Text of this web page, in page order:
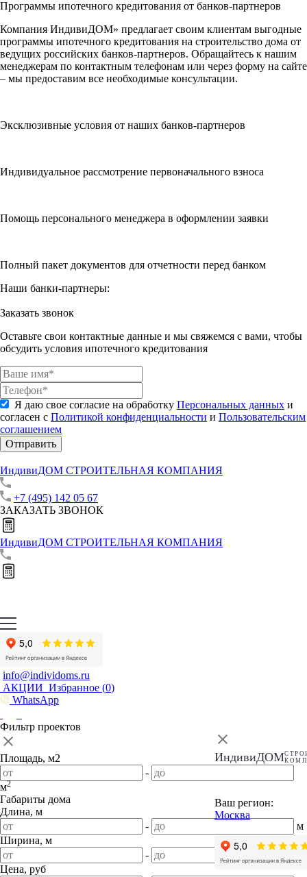
Программы ипотечного кредитования от банков-партнеров
Компания ИндивиДОМ» предлагает своим клиентам выгодные
программы ипотечного кредитования на строительство дома от
ведущих российских банков-партнеров. Обращайтесь к нашим
менеджерам по контактным телефонам или через форму на сайте
– мы предоставим все необходимые консультации.
Эксклюзивные условия от наших банков-партнеров
Индивидуальное рассмотрение первоначального взноса
Помощь персонального менеджера в оформлении заявки
Полный пакет документов для отчетности перед банком
Наши банки-партнеры:
Заказать звонок
Оставьте свои контактные данные и мы свяжемся с вами, чтобы
обсудить условия ипотечного кредитования
Я даю свое согласие на обработку Персональных данных и
согласен с Политикой конфиденциальности и Пользовательским
соглашением
Отправить
ИндивиДОМ СТРОИТЕЛЬНАЯ КОМПАНИЯ
+7 (495) 142 05 67
ЗАКАЗАТЬ ЗВОНОК
ИндивиДОМ СТРОИТЕЛЬНАЯ КОМПАНИЯ
info@individoms.ru
АКЦИИ Избранное (0)
WhatsApp
ИндивиДОМ
Ваш регион:
Москва
Фильтр проектов
Площадь, м2
-
м2
Габариты дома
Длина, м
-
м
Ширина, м
-
Цена, руб